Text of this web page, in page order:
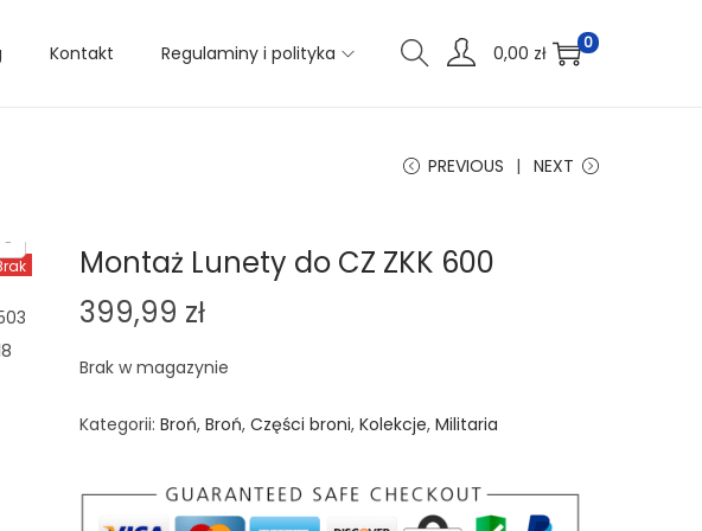
Kontakt Regulaminy i polityka 0,00 zł 0
PREVIOUS NEXT
Montaż Lunety do CZ ZKK 600
399,99 zł
Brak w magazynie
Kategorii: Broń, Broń, Części broni, Kolekcje, Militaria